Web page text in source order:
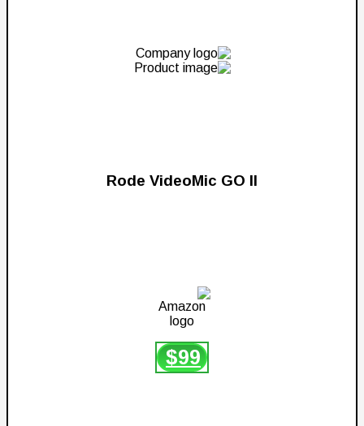
Rode VideoMic GO II
99
$